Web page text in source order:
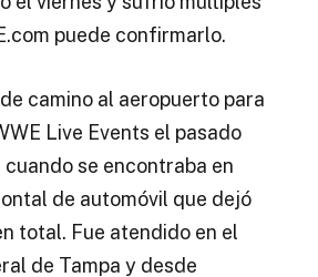
puede confirmarlo.
camino al aeropuerto para
Live Events el pasado
se encontraba en
de automóvil que dejó
total. Fue atendido en el
de Tampa y desde